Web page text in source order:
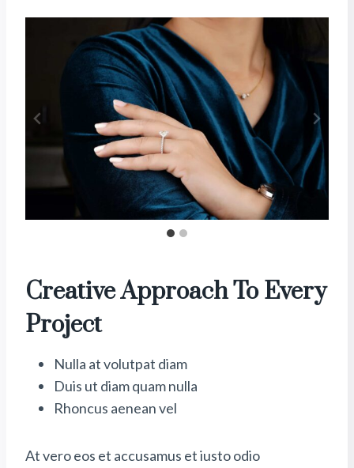
Creative Approach To Every
Project
Nulla at volutpat diam
Duis ut diam quam nulla
Rhoncus aenean vel
At vero eos et accusamus et iusto odio